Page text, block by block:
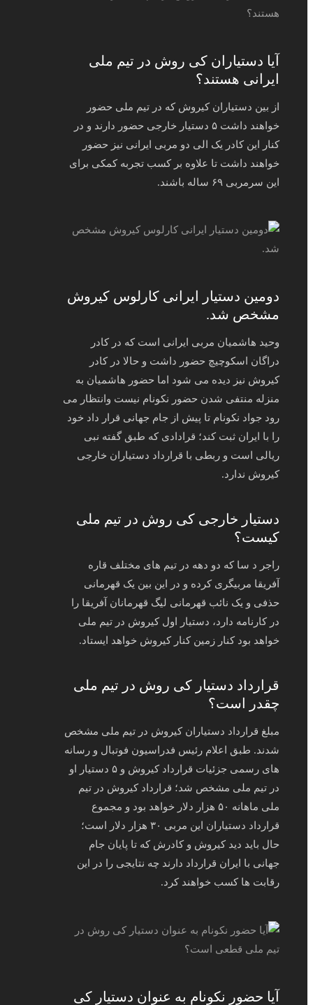
آیا دستیاران کی روش در تیم ملی
ایرانی هستند؟
از بین دستیاران کیروش که در تیم ملی حضور
خواهند داشت ۵ دستیار خارجی حضور دارند و در
کنار این کادر یک الی دو مربی ایرانی نیز حضور
خواهند داشت تا علاوه بر کسب تجربه کمکی برای
این سرمربی ۶۹ ساله باشند.
دومین دستیار ایرانی کارلوس کیروش
مشخص شد.
وحید هاشمیان مربی ایرانی است که در کادر
دراگان اسکوچیچ حضور داشت و حالا در کادر
کیروش نیز دیده می شود اما حضور هاشمیان به
منزله منتفی شدن حضور نکونام نیست وانتظار می
رود جواد نکونام تا پیش از جام جهانی قرار داد خود
را با ایران ثبت کند؛ قرادادی که طبق گفته نبی
ریالی است و ربطی با قرارداد دستیاران خارجی
کیروش ندارد.
دستیار خارجی کی روش در تیم ملی
کیست؟
راجر د سا که دو دهه در تیم های مختلف قاره
آفریقا مربیگری کرده و در این بین یک قهرمانی
حذفی و یک نائب قهرمانی لیگ قهرمانان آفریقا را
در کارنامه دارد، دستیار اول کیروش در تیم ملی
خواهد بود کنار زمین کنار کیروش خواهد ایستاد.
قرارداد دستیار کی روش در تیم ملی
چقدر است؟
مبلغ قرارداد دستیاران کیروش در تیم ملی مشخص
شدند. طبق اعلام رئیس فدراسیون فوتبال و رسانه
های رسمی جزئیات قرارداد کیروش و ۵ دستیار او
در تیم ملی مشخص شد؛ قرارداد کیروش در تیم
ملی ماهانه ۵۰ هزار دلار خواهد بود و مجموع
قرارداد دستیاران این مربی ۳۰ هزار دلار است؛
حال باید دید کیروش و کادرش که تا پایان جام
جهانی با ایران قرارداد دارند چه نتایجی را در این
رقابت ها کسب خواهند کرد.
آیا حضور نکونام به عنوان دستیار کی